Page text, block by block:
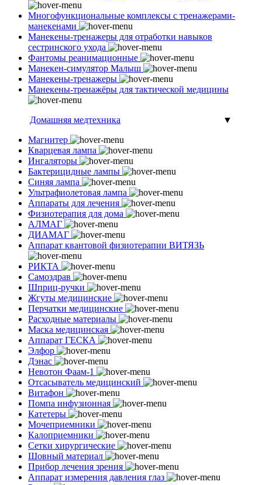
Многофункциональные комплексы с тренажерами-
манекенами
Манекены-тренажеры для отработки навыков
сестринского ухода
Фантомы реанимационные
Манекен-симулятор Малыш
Манекены-тренажеры
Манекены-тренажёры для тактической медицины
Домашняя медтехника
▼
Магнитер
Кварцевая лампа
Ингаляторы
Бактерицидные лампы
Синяя лампа
Ультрафиолетовая лампа
Аппараты для лечения
Физиотерапия для дома
АЛМАГ
ДИАМАГ
Аппарат квантовой физиотерапии ВИТЯЗЬ
РИКТА
Самоздрав
Шприц-ручки
Жгуты медицинские
Перчатки медицинские
Расходные материалы
Маска медицинская
Аппарат ГЕСКА
Элфор
Дэнас
Невотон Фаам-1
Отсасыватель медицинский
Витафон
Помпа инфузионная
Катетеры
Мочеприемники
Калоприемники
Сетки хирургические
Шовный материал
Прибор лечения зрения
Аппарат измерения давления глаз